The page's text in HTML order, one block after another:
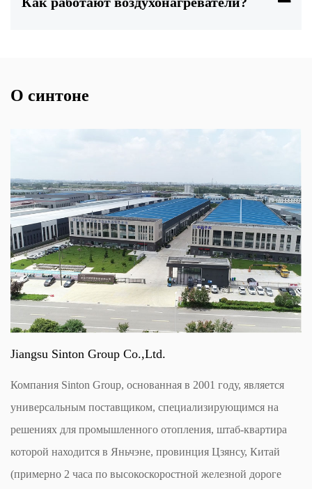
О синтоне
Jiangsu Sinton Group Co.,Ltd.
Компания Sinton Group, основанная в 2001 году, является
универсальным поставщиком, специализирующимся на
решениях для промышленного отопления, штаб-квартира
которой находится в Яньчэне, провинция Цзянсу, Китай
(примерно 2 часа по высокоскоростной железной дороге